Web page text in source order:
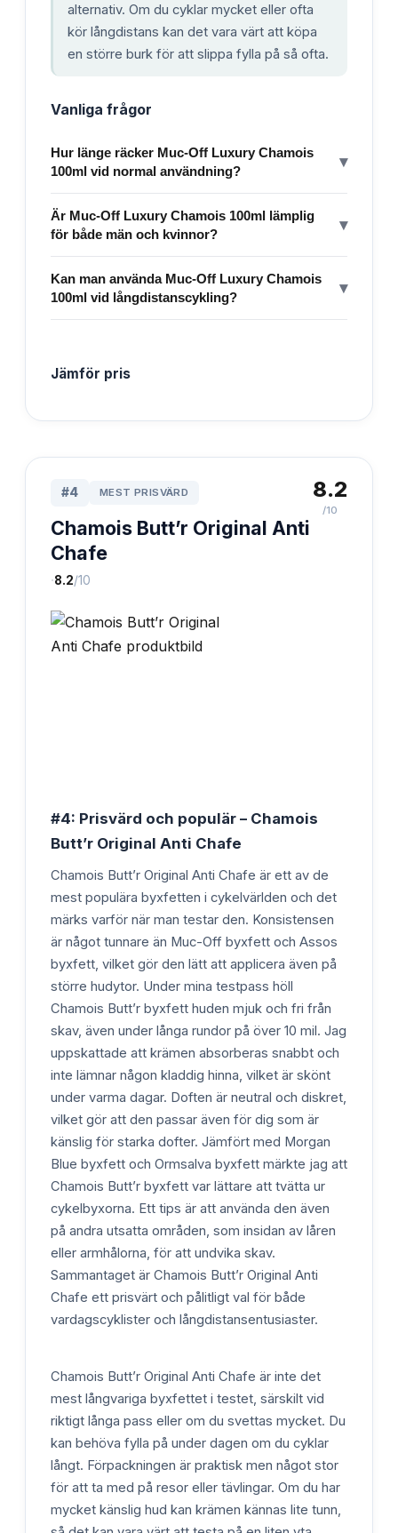
alternativ. Om du cyklar mycket eller ofta
kör långdistans kan det vara värt att köpa
en större burk för att slippa fylla på så ofta.
Vanliga frågor
Hur länge räcker Muc-Off Luxury Chamois
100ml vid normal användning?
▾
Är Muc-Off Luxury Chamois 100ml lämplig
för både män och kvinnor?
▾
Kan man använda Muc-Off Luxury Chamois
100ml vid långdistanscykling?
▾
Jämför pris
#4 MEST PRISVÄRD
Chamois Butt’r Original Anti
Chafe
·8.2/10
8.2
/10
#4: Prisvärd och populär – Chamois
Butt’r Original Anti Chafe
Chamois Butt’r Original Anti Chafe är ett av de
mest populära byxfetten i cykelvärlden och det
märks varför när man testar den. Konsistensen
är något tunnare än Muc-Off byxfett och Assos
byxfett, vilket gör den lätt att applicera även på
större hudytor. Under mina testpass höll
Chamois Butt’r byxfett huden mjuk och fri från
skav, även under långa rundor på över 10 mil. Jag
uppskattade att krämen absorberas snabbt och
inte lämnar någon kladdig hinna, vilket är skönt
under varma dagar. Doften är neutral och diskret,
vilket gör att den passar även för dig som är
känslig för starka dofter. Jämfört med Morgan
Blue byxfett och Ormsalva byxfett märkte jag att
Chamois Butt’r byxfett var lättare att tvätta ur
cykelbyxorna. Ett tips är att använda den även
på andra utsatta områden, som insidan av låren
eller armhålorna, för att undvika skav.
Sammantaget är Chamois Butt’r Original Anti
Chafe ett prisvärt och pålitligt val för både
vardagscyklister och långdistansentusiaster.
Chamois Butt’r Original Anti Chafe är inte det
mest långvariga byxfettet i testet, särskilt vid
riktigt långa pass eller om du svettas mycket. Du
kan behöva fylla på under dagen om du cyklar
långt. Förpackningen är praktisk men något stor
för att ta med på resor eller tävlingar. Om du har
mycket känslig hud kan krämen kännas lite tunn,